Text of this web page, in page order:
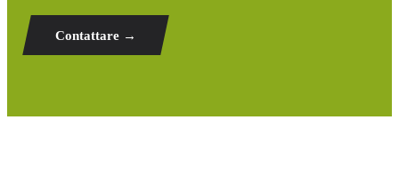
Contattare →